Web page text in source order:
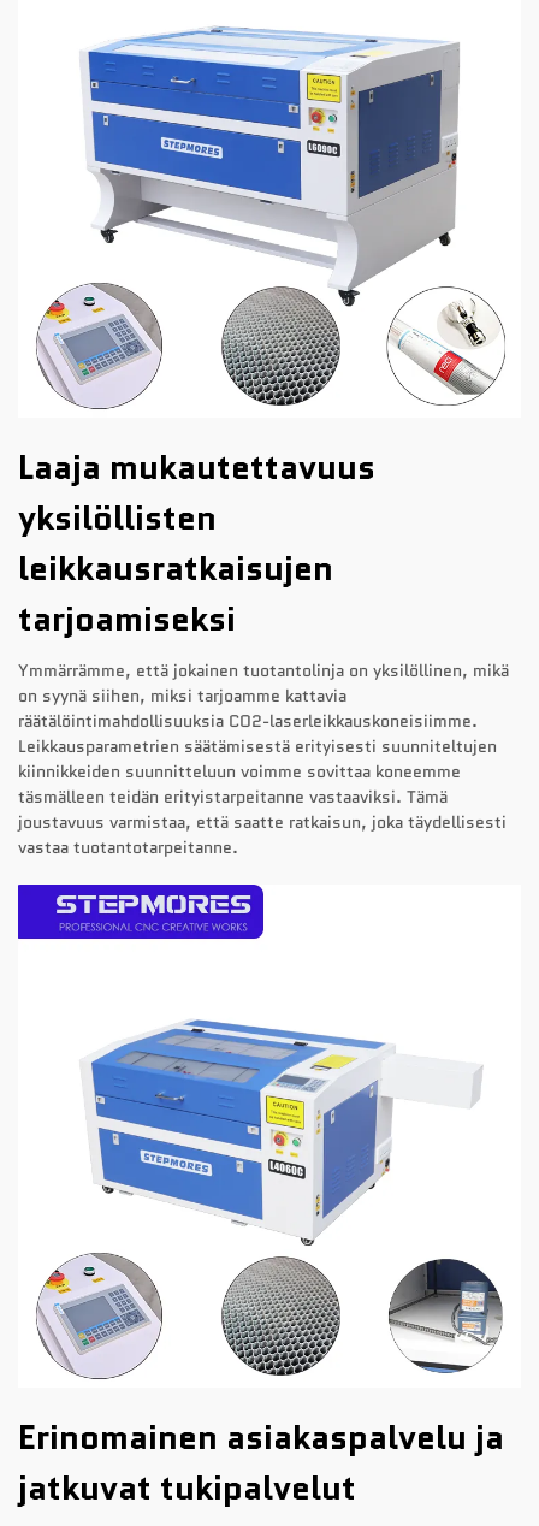
Laaja mukautettavuus
yksilöllisten
leikkausratkaisujen
tarjoamiseksi
Ymmärrämme, että jokainen tuotantolinja on yksilöllinen, mikä
on syynä siihen, miksi tarjoamme kattavia
räätälöintimahdollisuuksia CO2-laserleikkauskoneisiimme.
Leikkausparametrien säätämisestä erityisesti suunniteltujen
kiinnikkeiden suunnitteluun voimme sovittaa koneemme
täsmälleen teidän erityistarpeitanne vastaaviksi. Tämä
joustavuus varmistaa, että saatte ratkaisun, joka täydellisesti
vastaa tuotantotarpeitanne.
Erinomainen asiakaspalvelu ja
jatkuvat tukipalvelut